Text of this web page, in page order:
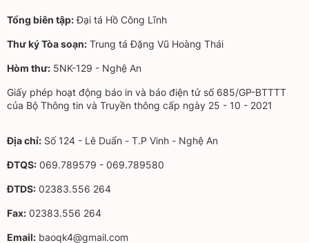
Tổng biên tập:Đại tá Hồ Công Lĩnh
Thư ký Tòa soạn: Trung tá Đặng Vũ Hoàng Thái
Hòm thư: 5NK-129 - Nghệ An
Giấy phép hoạt động báo in và báo điện tử số 685/GP-BTTTT
của Bộ Thông tin và Truyền thông cấp ngày 25 - 10 - 2021
Địa chỉ: Số 124 - Lê Duẩn - T.P Vinh - Nghệ An
ĐTQS: 069.789579 - 069.789580
ĐTDS: 02383.556 264
Fax: 02383.556 264
Email: baoqk4@gmail.com